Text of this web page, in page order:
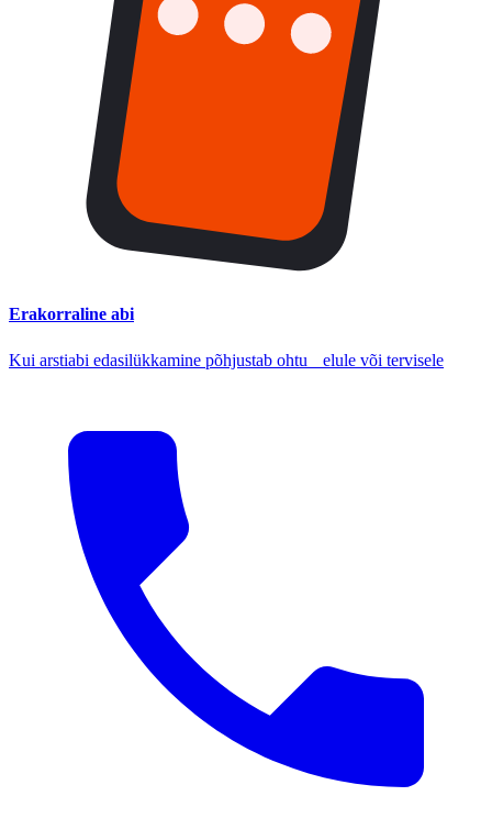
Erakorraline abi
Kui arstiabi edasilükkamine põhjustab ohtu elule või tervisele